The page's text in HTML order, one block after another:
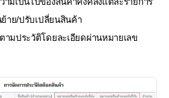
ย้าย/ปรับเปลี่ยนสินค้า
ามประวัติโดยละเอียดผ่านหมายเลข